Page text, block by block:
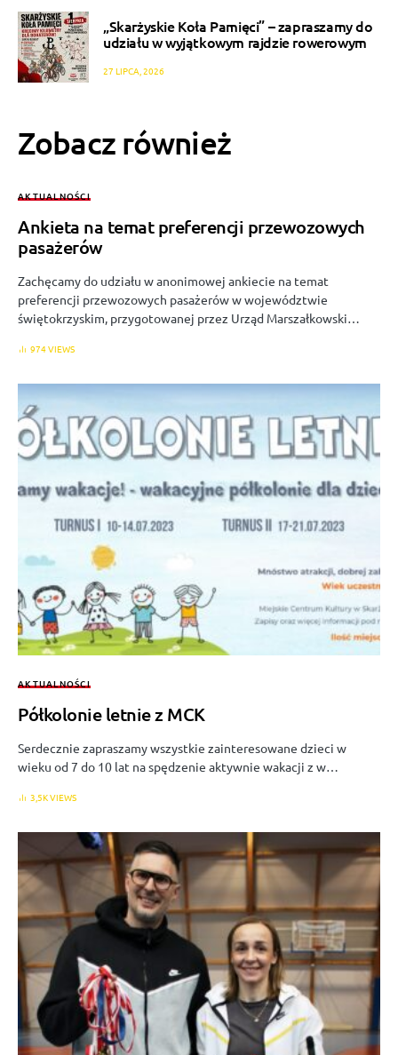
„Skarżyskie Koła Pamięci” – zapraszamy do
udziału w wyjątkowym rajdzie rowerowym
27 LIPCA, 2026
Zobacz również
AKTUALNOŚCI
Ankieta na temat preferencji przewozowych
pasażerów
Zachęcamy do udziału w anonimowej ankiecie na temat
preferencji przewozowych pasażerów w województwie
świętokrzyskim, przygotowanej przez Urząd Marszałkowski…
974 VIEWS
AKTUALNOŚCI
Półkolonie letnie z MCK
Serdecznie zapraszamy wszystkie zainteresowane dzieci w
wieku od 7 do 10 lat na spędzenie aktywnie wakacji z w…
3,5K VIEWS